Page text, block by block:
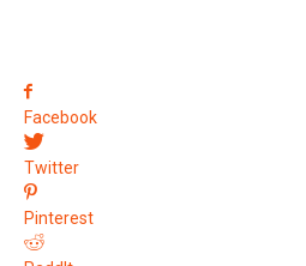
Facebook
Twitter
Pinterest